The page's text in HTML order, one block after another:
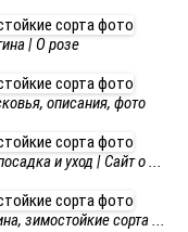
| О розе
описания, фото
и уход | Сайт о ...
зимостойкие сорта ...